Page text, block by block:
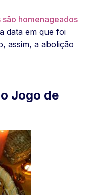
são homenageados
data em que foi
assim, a abolição
Jogo de